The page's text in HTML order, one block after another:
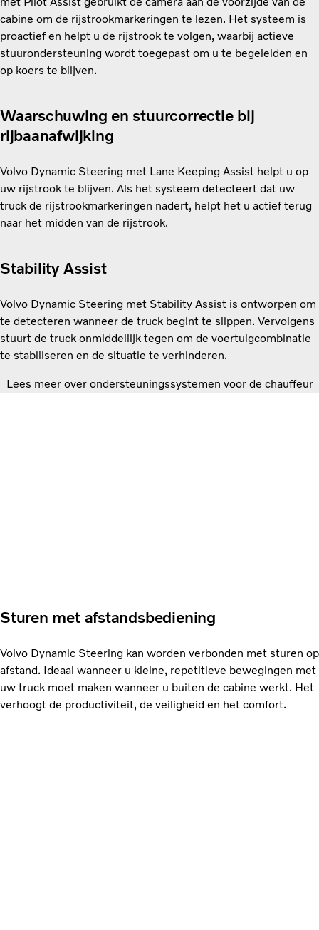
cabine om de rijstrookmarkeringen te lezen. Het systeem is
proactief en helpt u de rijstrook te volgen, waarbij actieve
stuurondersteuning wordt toegepast om u te begeleiden en
op koers te blijven.
Waarschuwing en stuurcorrectie bij
rijbaanafwijking
Volvo Dynamic Steering met Lane Keeping Assist helpt u op
uw rijstrook te blijven. Als het systeem detecteert dat uw
truck de rijstrookmarkeringen nadert, helpt het u actief terug
naar het midden van de rijstrook.
Stability Assist
Volvo Dynamic Steering met Stability Assist is ontworpen om
te detecteren wanneer de truck begint te slippen. Vervolgens
stuurt de truck onmiddellijk tegen om de voertuigcombinatie
te stabiliseren en de situatie te verhinderen.
Lees meer over ondersteuningssystemen voor de chauffeur
Sturen met afstandsbediening
Volvo Dynamic Steering kan worden verbonden met sturen op
afstand. Ideaal wanneer u kleine, repetitieve bewegingen met
uw truck moet maken wanneer u buiten de cabine werkt. Het
verhoogt de productiviteit, de veiligheid en het comfort.